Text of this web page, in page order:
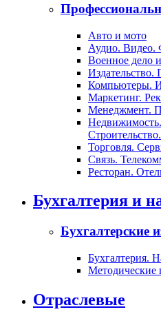
Авто и мото
Аудио. Видео.
Военное дело
Издательство.
Компьютеры.
Маркетинг.
Менеджмент.
Торговля.
Связь.
Ресторан.
Бухгалтерия и
Бухгалтерские
Бухгалтерия.
Методические
Отраслевые